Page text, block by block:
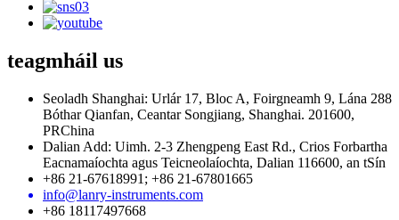
teagmháil us
Seoladh Shanghai: Urlár 17, Bloc A, Foirgneamh 9, Lána 288
Bóthar Qianfan, Ceantar Songjiang, Shanghai. 201600,
PRChina
Dalian Add: Uimh. 2-3 Zhengpeng East Rd., Crios Forbartha
Eacnamaíochta agus Teicneolaíochta, Dalian 116600, an tSín
+86 21-67618991; +86 21-67801665
info@lanry-instruments.com
+86 18117497668